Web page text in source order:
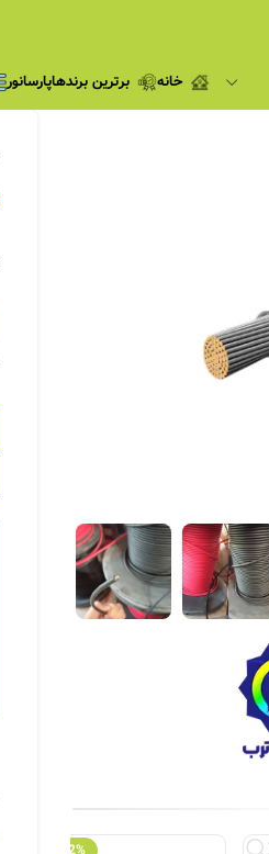
چراغ خطی
چراغ خیابانی
چراغ محوطه
چراغ سقفی (هالوژن)
خانه برترین برندهاپارسانور